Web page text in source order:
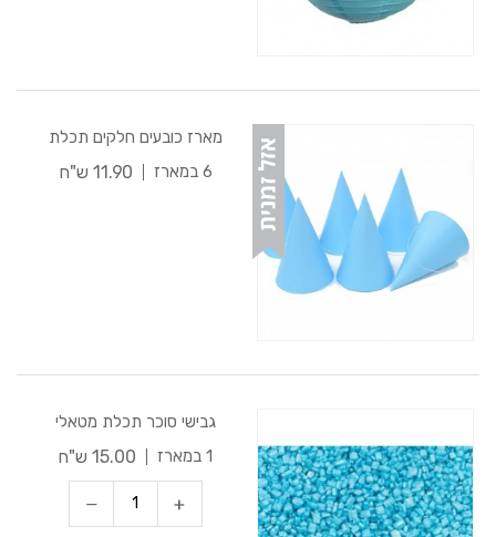
מארז כובעים חלקים תכלת
6 במארז
11.90 ש"ח
גבישי סוכר תכלת מטאלי
1 במארז
15.00 ש"ח